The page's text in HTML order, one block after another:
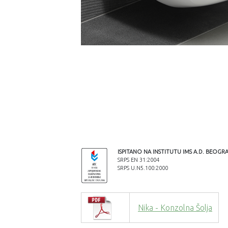
ISPITANO NA INSTITUTU IMS A.D.
SRPS EN 31:2004
SRPS U.N5.100:2000
Nika - Konzolna Šolja